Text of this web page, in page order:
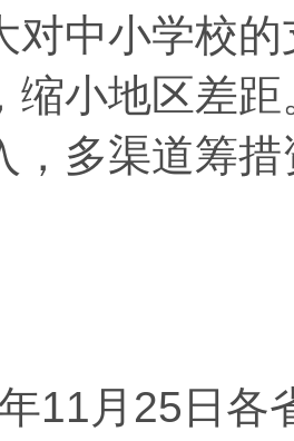
对中小学校
缩小地区差
，多渠道筹
11月25日 各